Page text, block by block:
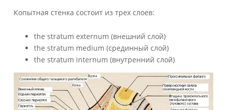
Копытная стенка состоит из трех слоев:
the stratum externum (внешний слой)
the stratum medium (срединный слой)
the stratum internum (внутренний слой)